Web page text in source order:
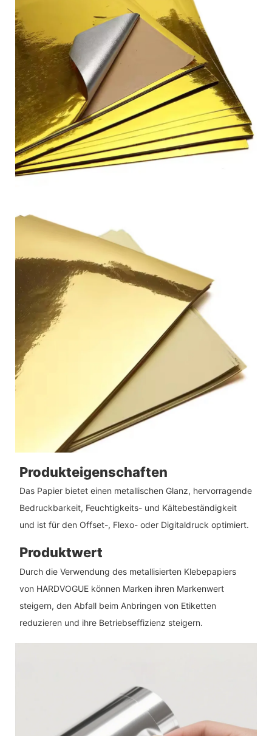
Produkteigenschaften
Das Papier bietet einen metallischen Glanz, hervorragende
Bedruckbarkeit, Feuchtigkeits- und Kältebeständigkeit
und ist für den Offset-, Flexo- oder Digitaldruck optimiert.
Produktwert
Durch die Verwendung des metallisierten Klebepapiers
von HARDVOGUE können Marken ihren Markenwert
steigern, den Abfall beim Anbringen von Etiketten
reduzieren und ihre Betriebseffizienz steigern.